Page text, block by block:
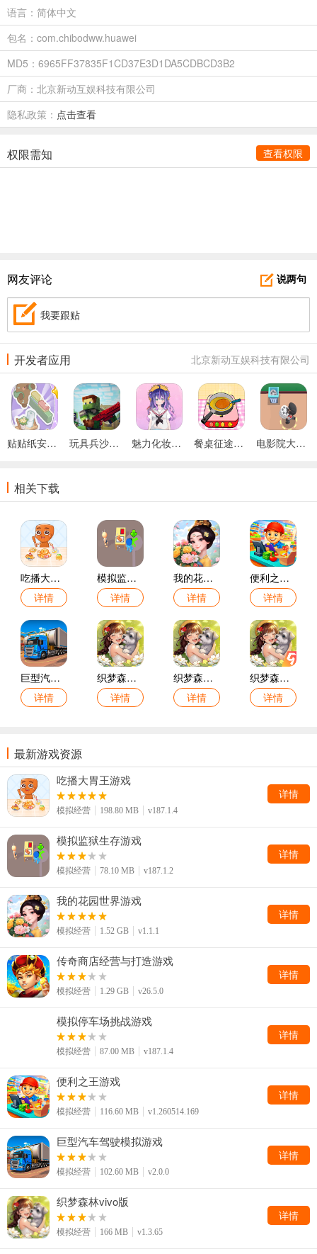
语言：简体中文
包名：com.chibodww.huawei
MD5：6965FF37835F1CD37E3D1DA5CDBCD3B2
厂商：北京新动互娱科技有限公司
隐私政策： 点击查看
权限需知 查看权限
说两句
网友评论
我要跟贴
北京新动互娱科技有限公司
开发者应用
贴贴纸安静书游戏 玩具兵沙盒求生游戏 魅力化妆游戏 餐桌征途游戏 电影院大亨游戏
相关下载
吃播大胃王游戏
详情
模拟监狱生存游戏
详情
我的花园世界游戏
详情
便利之王游戏
详情
巨型汽车驾驶模拟游戏
详情
织梦森林vivo版
详情
织梦森林小米版
详情
织梦森林九游版
详情
最新游戏资源
吃播大胃王游戏
模拟经营 198.80 MB v187.1.4
详情
模拟监狱生存游戏
模拟经营 78.10 MB v187.1.2
详情
我的花园世界游戏
模拟经营 1.52 GB v1.1.1
详情
传奇商店经营与打造游戏
模拟经营 1.29 GB v26.5.0
详情
模拟停车场挑战游戏
模拟经营 87.00 MB v187.1.4
详情
便利之王游戏
模拟经营 116.60 MB v1.260514.169
详情
巨型汽车驾驶模拟游戏
模拟经营 102.60 MB v2.0.0
详情
织梦森林vivo版
模拟经营 166 MB v1.3.65
详情